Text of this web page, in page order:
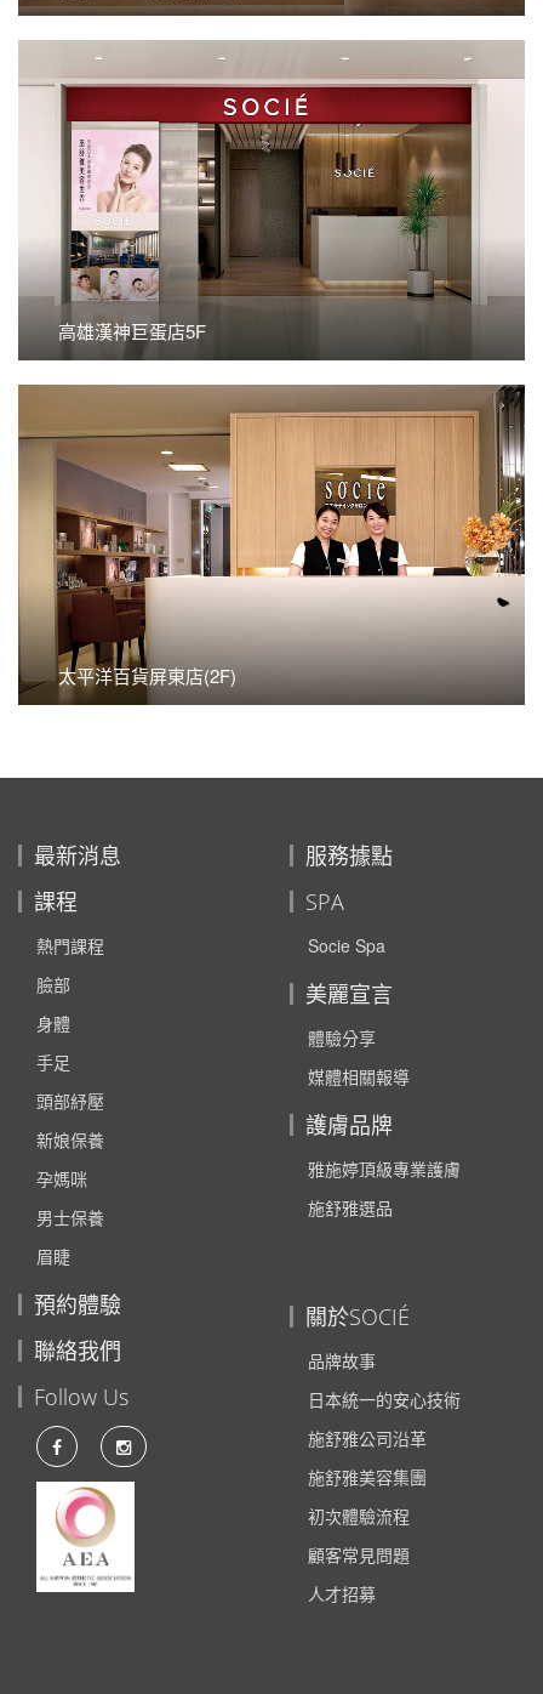
高雄漢神巨蛋店5F
看更多
高雄漢神巨蛋店5F
太平洋百貨屏東店(2F)
看更多
太平洋百貨屏東店(2F)
最新消息
課程
熱門課程
臉部
身體
手足
頭部紓壓
新娘保養
孕媽咪
男士保養
眉睫
預約體驗
聯絡我們
Follow Us
服務據點
SPA
Socie Spa
美麗宣言
體驗分享
媒體相關報導
護膚品牌
雅施婷頂級專業護膚
施舒雅選品
關於SOCIÉ
品牌故事
日本統一的安心技術
施舒雅公司沿革
施舒雅美容集團
初次體驗流程
顧客常見問題
人才招募